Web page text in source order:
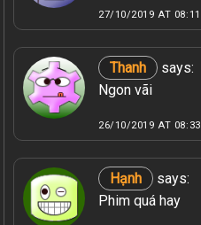
27/10/2019 AT 08:11
Thanh
says:
Ngon vãi
26/10/2019 AT 08:33
Hạnh
says:
Phim quá hay